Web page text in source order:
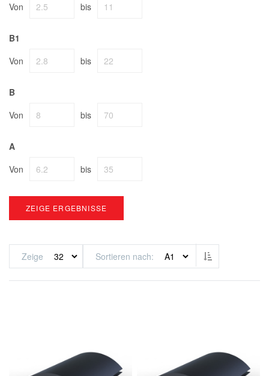
Von bis
B1
Von
bis
B
Von
bis
A
Von
bis
ZEIGE ERGEBNISSE
Zeige Sortieren nach Absteigend